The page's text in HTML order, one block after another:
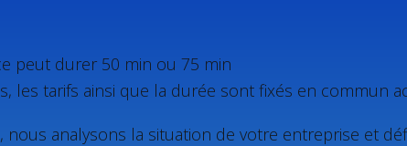
peut durer 50 min ou 75 min
les tarifs ainsi que la durée sont fixés en commun
nous analysons la situation de votre entreprise et